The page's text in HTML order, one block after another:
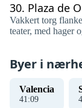
30. Plaza de
Vakkert torg
teater, med hager
Byer i
Valencia
41:09